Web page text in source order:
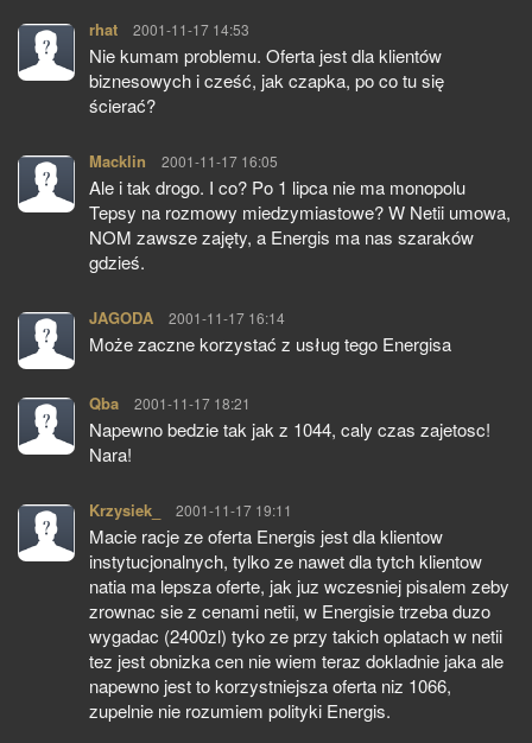
rhat pisze:
2001-11-17 14:53
Nie kumam problemu. Oferta jest dla klientów
biznesowych i cześć, jak czapka, po co tu się
ścierać?
Macklin pisze:
2001-11-17 16:05
Ale i tak drogo. I co? Po 1 lipca nie ma monopolu
Tepsy na rozmowy miedzymiastowe? W Netii umowa,
NOM zawsze zajęty, a Energis ma nas szaraków
gdzieś.
JAGODA pisze:
2001-11-17 16:14
Może zaczne korzystać z usług tego Energisa
Qba pisze:
2001-11-17 18:21
Napewno bedzie tak jak z 1044, caly czas zajetosc!
Nara!
Krzysiek_ pisze:
2001-11-17 19:11
Macie racje ze oferta Energis jest dla klientow
instytucjonalnych, tylko ze nawet dla tytch klientow
natia ma lepsza oferte, jak juz wczesniej pisalem zeby
zrownac sie z cenami netii, w Energisie trzeba duzo
wygadac (2400zl) tyko ze przy takich oplatach w netii
tez jest obnizka cen nie wiem teraz dokladnie jaka ale
napewno jest to korzystniejsza oferta niz 1066,
zupelnie nie rozumiem polityki Energis.